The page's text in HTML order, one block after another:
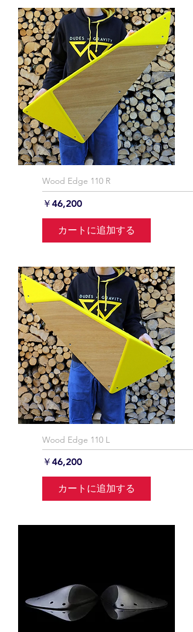
Wood Edge 110 R
価格
￥46,200
カートに追加する
Wood Edge 110 L
価格
￥46,200
カートに追加する